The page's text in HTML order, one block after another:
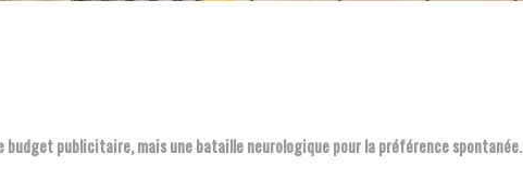
budget publicitaire, mais une bataille neurologique pour la préférence spontanée.